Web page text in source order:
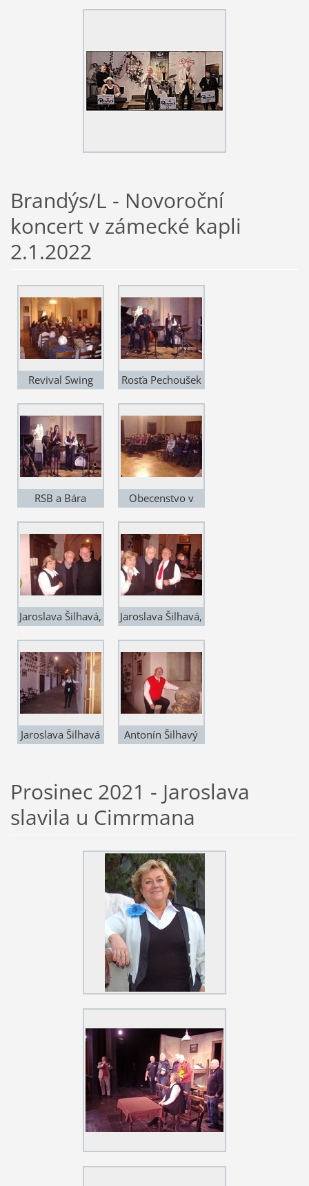
Brandýs/L - Novoroční
koncert v zámecké kapli
2.1.2022
Revival Swing
kapli
Rosťa Pechoušek
RSB a Bára
Obecenstvo v
Jaroslava Šilhavá,
Franta Raba
Jaroslava Šilhavá,
Antonín Šilhavý
Jaroslava Šilhavá Antonín Šilhavý
Prosinec 2021 - Jaroslava
slavila u Cimrmana